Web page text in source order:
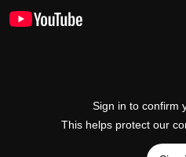
Sign in to confirm
This helps protect our